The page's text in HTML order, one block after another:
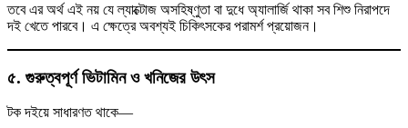
তবে এর অর্থ এই নয় যে ল্যাক্টোজ অসহিষ্ণুতা বা দুধে অ্যালার্জি থাকা সব শিশু নিরাপদে
দই খেতে পারবে। এ ক্ষেত্রে অবশ্যই চিকিৎসকের পরামর্শ প্রয়োজন।
৫. গুরুত্বপূর্ণ ভিটামিন ও খনিজের উৎস
টক দইয়ে সাধারণত থাকে—